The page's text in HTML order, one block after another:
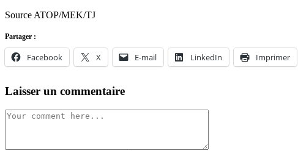
Source ATOP/MEK/TJ
Partager :
Facebook X E-mail LinkedIn Imprimer
Laisser un commentaire
Comment